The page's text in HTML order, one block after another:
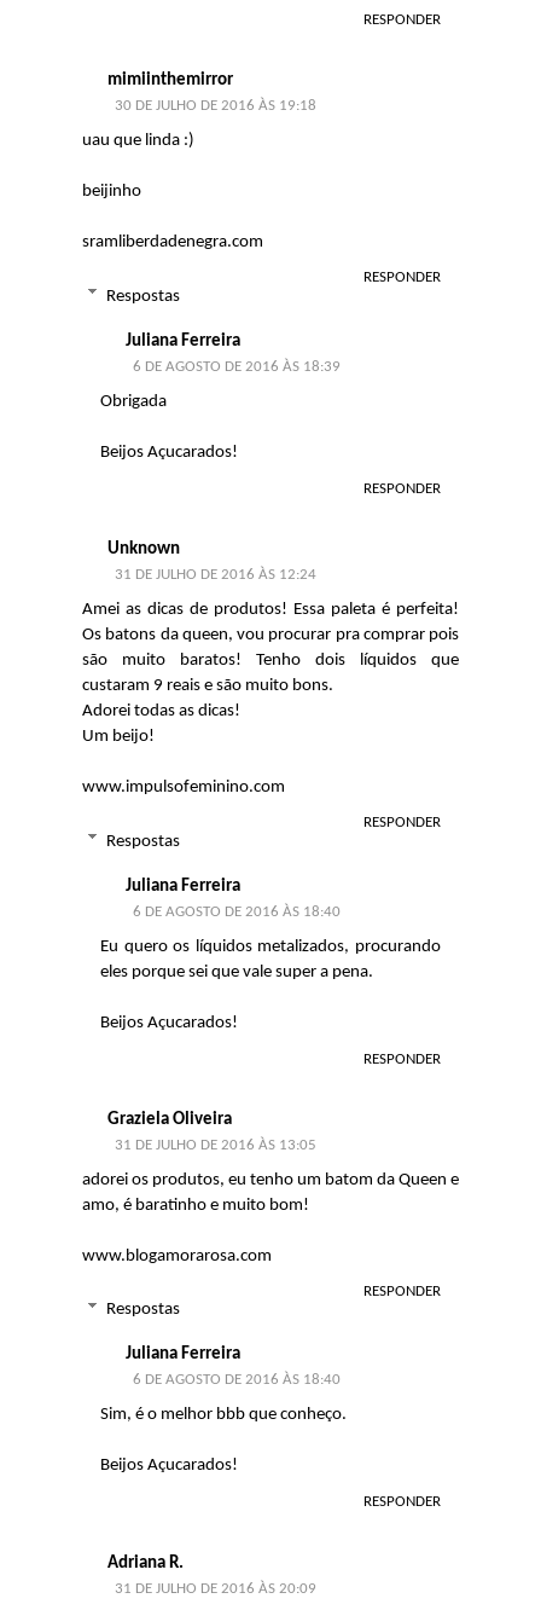
RESPONDER
mimiinthemirror
30 DE JULHO DE 2016 ÀS 19:18
uau que linda :)
beijinho
sramliberdadenegra.com
RESPONDER
Respostas
Juliana Ferreira
6 DE AGOSTO DE 2016 ÀS 18:39
Obrigada
Beijos Açucarados!
RESPONDER
Unknown
31 DE JULHO DE 2016 ÀS 12:24
Amei as dicas de produtos! Essa paleta é perfeita!
Os batons da queen, vou procurar pra comprar pois
são muito baratos! Tenho dois líquidos que
custaram 9 reais e são muito bons.
Adorei todas as dicas!
Um beijo!
www.impulsofeminino.com
RESPONDER
Respostas
Juliana Ferreira
6 DE AGOSTO DE 2016 ÀS 18:40
Eu quero os líquidos metalizados, procurando
eles porque sei que vale super a pena.
Beijos Açucarados!
RESPONDER
Graziela Oliveira
31 DE JULHO DE 2016 ÀS 13:05
adorei os produtos, eu tenho um batom da Queen e
amo, é baratinho e muito bom!
www.blogamorarosa.com
RESPONDER
Respostas
Juliana Ferreira
6 DE AGOSTO DE 2016 ÀS 18:40
Sim, é o melhor bbb que conheço.
Beijos Açucarados!
RESPONDER
Adriana R.
31 DE JULHO DE 2016 ÀS 20:09